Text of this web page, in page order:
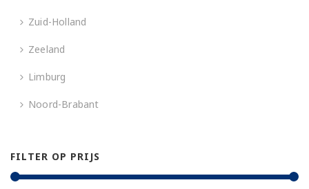
Zuid-Holland
Zeeland
Limburg
Noord-Brabant
FILTER OP PRIJS